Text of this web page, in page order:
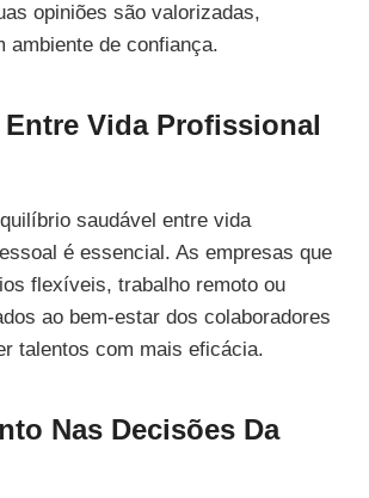
opiniões são valorizadas,
ambiente de confiança.
Vida Profissional
saudável entre vida
é essencial. As empresas que
flexíveis, trabalho remoto ou
ao bem-estar dos colaboradores
talentos com mais eficácia.
Nas Decisões Da